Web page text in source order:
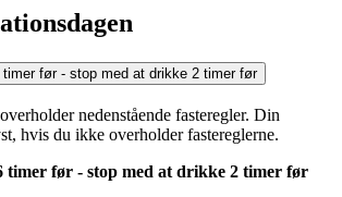
før - stop med at drikke 2 timer før
nedenstående fasteregler. Din
hvis du ikke overholder fastereglerne.
timer før - stop med at drikke 2 timer før